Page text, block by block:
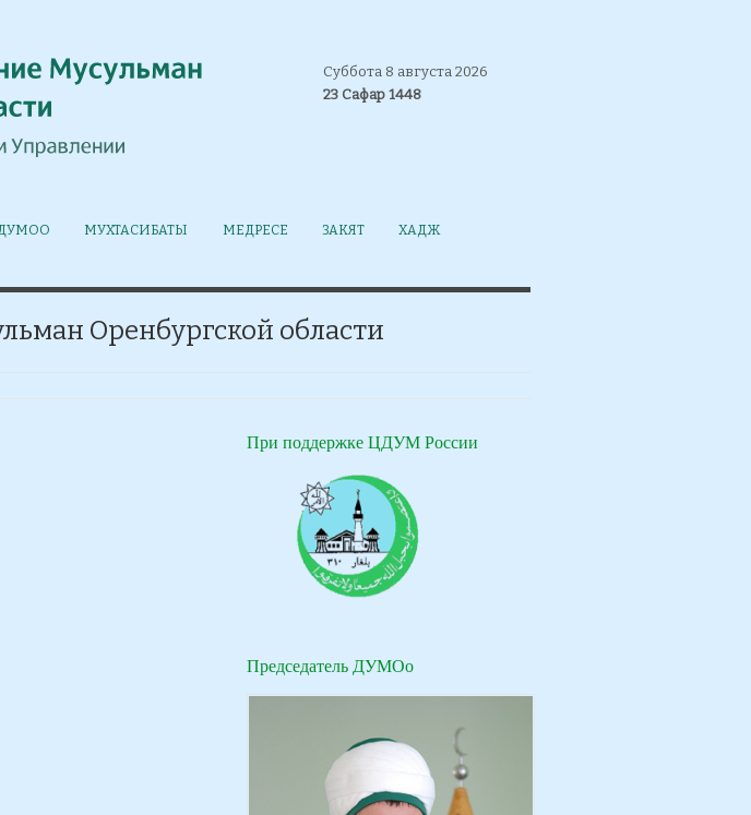
Суббота 8 августа 2026
23 Сафар 1448
МУХТАСИБАТЫ МЕДРЕСЕ ЗАКЯТ ХАДЖ
Оренбургской области
При поддержке ЦДУМ России
Председатель ДУМОо